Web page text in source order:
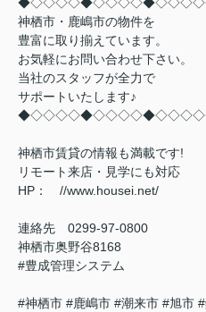
神栖市・鹿嶋市の物件を
豊富に取り揃えています。
お気軽にお問い合わせ下さい。
当社のスタッフが全力で
サポートいたします♪
神栖市賃貸の情報も満載です!
リモート来店・見学にも対応
HP： //www.housei.net/
連絡先 0299‐97‐0800
神栖市奥野谷8168
#豊成管理システム
#神栖市 #鹿嶋市 #潮来市 #旭市